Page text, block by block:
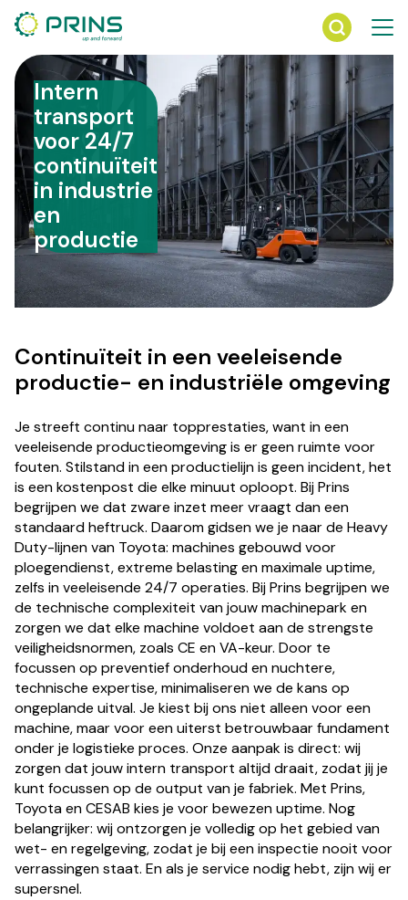
direct
de
inhoudIntern
transport
voor 24/7
continuïteit
in industrie
en
productie
Continuïteit in een veeleisende
productie- en industriële omgeving
Je streeft continu naar topprestaties, want in een
veeleisende productieomgeving is er geen ruimte voor
fouten. Stilstand in een productielijn is geen incident, het
is een kostenpost die elke minuut oploopt. Bij Prins
begrijpen we dat zware inzet meer vraagt dan een
standaard heftruck. Daarom gidsen we je naar de Heavy
Duty-lijnen van Toyota: machines gebouwd voor
ploegendienst, extreme belasting en maximale uptime,
zelfs in veeleisende 24/7 operaties. Bij Prins begrijpen we
de technische complexiteit van jouw machinepark en
zorgen we dat elke machine voldoet aan de strengste
veiligheidsnormen, zoals CE en VA-keur. Door te
focussen op preventief onderhoud en nuchtere,
technische expertise, minimaliseren we de kans op
ongeplande uitval. Je kiest bij ons niet alleen voor een
machine, maar voor een uiterst betrouwbaar fundament
onder je logistieke proces. Onze aanpak is direct: wij
zorgen dat jouw intern transport altijd draait, zodat jij je
kunt focussen op de output van je fabriek. Met Prins,
Toyota en CESAB kies je voor bewezen uptime. Nog
belangrijker: wij ontzorgen je volledig op het gebied van
wet- en regelgeving, zodat je bij een inspectie nooit voor
verrassingen staat. En als je service nodig hebt, zijn wij er
supersnel.